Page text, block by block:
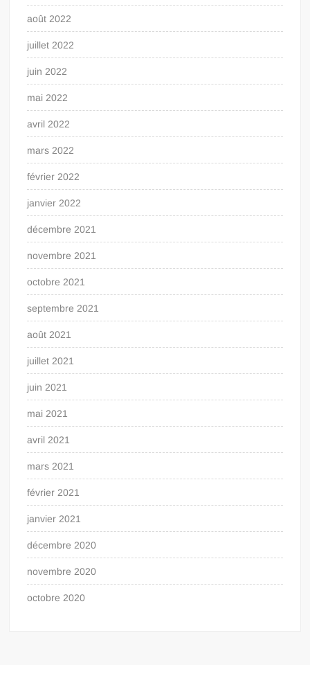
août 2022
juillet 2022
juin 2022
mai 2022
avril 2022
mars 2022
février 2022
janvier 2022
décembre 2021
novembre 2021
octobre 2021
septembre 2021
août 2021
juillet 2021
juin 2021
mai 2021
avril 2021
mars 2021
février 2021
janvier 2021
décembre 2020
novembre 2020
octobre 2020